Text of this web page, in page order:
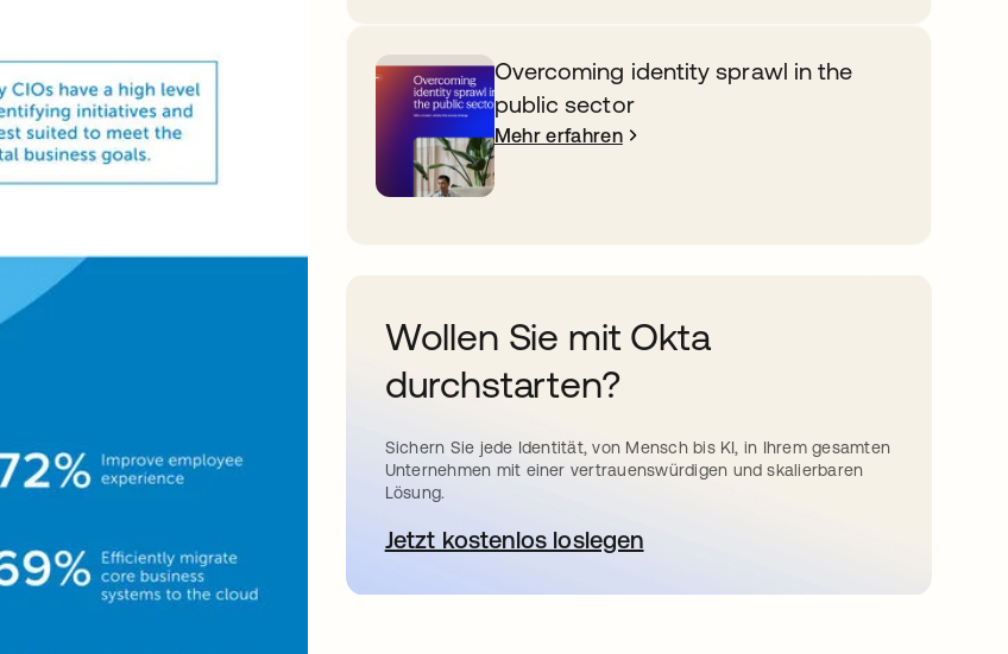
Overcoming identity sprawl in the
public sector
Mehr erfahren
Wollen Sie mit Okta
durchstarten?
Sichern Sie jede Identität, von Mensch bis KI, in Ihrem gesamten
Unternehmen mit einer vertrauenswürdigen und skalierbaren
Lösung.
Jetzt kostenlos loslegenwird in einer neuen Registerkarte geöffnet